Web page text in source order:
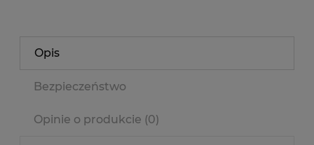
Opis
Bezpieczeństwo
Opinie o produkcie (0)